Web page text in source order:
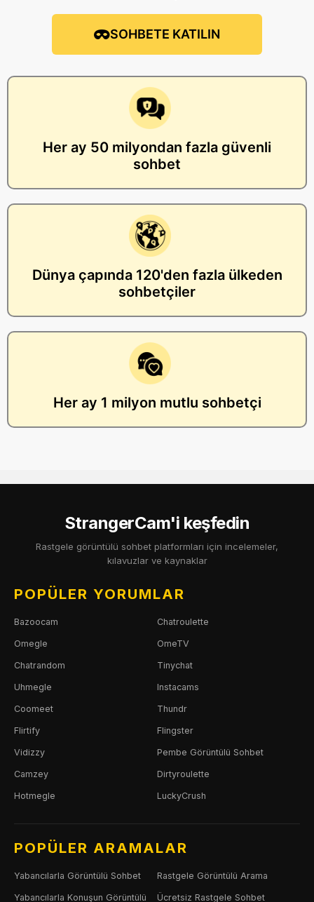
SOHBETE KATILIN
Her ay 50 milyondan fazla güvenli
sohbet
Dünya çapında 120'den fazla ülkeden
sohbetçiler
Her ay 1 milyon mutlu sohbetçi
StrangerCam'i keşfedin
Rastgele görüntülü sohbet platformları için incelemeler,
kılavuzlar ve kaynaklar
POPÜLER YORUMLAR
Bazoocam Chatroulette
Omegle OmeTV
Chatrandom Tinychat
Uhmegle Instacams
Coomeet Thundr
Flirtify Flingster
Vidizzy Pembe Görüntülü Sohbet
Camzey Dirtyroulette
Hotmegle LuckyCrush
POPÜLER ARAMALAR
Yabancılarla Görüntülü Sohbet Rastgele Görüntülü Arama
Yabancılarla Konuşun Görüntülü
Ücretsiz Rastgele Sohbet